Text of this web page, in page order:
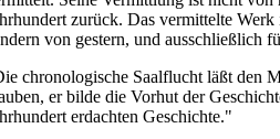
zurück. Das vermittelte
von gestern, und ausschließlich
chronologische Saalflucht läßt den
er bilde die Vorhut der
erdachten Geschichte."